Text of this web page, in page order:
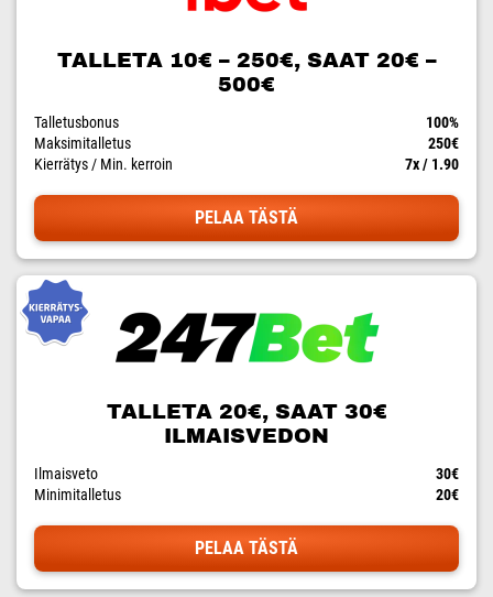
TALLETA 10€ – 250€, SAAT 20€ –
500€
Talletusbonus
100%
Maksimitalletus
250€
Kierrätys / Min. kerroin
7x / 1.90
PELAA TÄSTÄ
TALLETA 20€, SAAT 30€
ILMAISVEDON
Ilmaisveto
30€
Minimitalletus
20€
PELAA TÄSTÄ